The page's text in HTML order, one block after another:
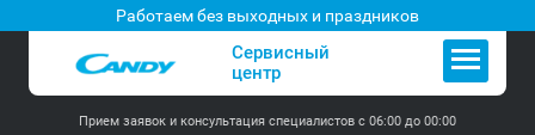
Работаем без выходных и праздников
Сервисный
центр
Прием заявок и консультация специалистов с 06:00 до 00:00